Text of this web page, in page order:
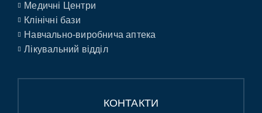
Медичні Центри
Клінічні бази
Навчально-виробнича аптека
Лікувальний відділ
КОНТАКТИ